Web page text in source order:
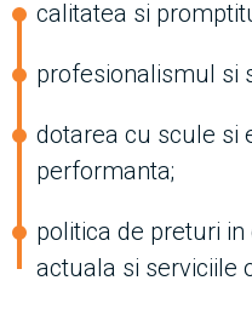
calitatea si
profesionalismul si
dotarea cu scule si
performanta;
politica de preturi
actuala si serviciile